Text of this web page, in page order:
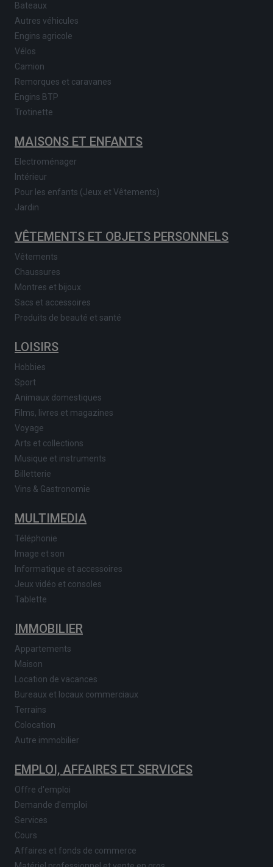
Bateaux
Autres véhicules
Engins agricole
Vélos
Camion
Remorques et caravanes
Engins BTP
Trotinette
MAISONS ET ENFANTS
Electroménager
Intérieur
Pour les enfants (Jeux et Vêtements)
Jardin
VÊTEMENTS ET OBJETS PERSONNELS
Vêtements
Chaussures
Montres et bijoux
Sacs et accessoires
Produits de beauté et santé
LOISIRS
Hobbies
Sport
Animaux domestiques
Films, livres et magazines
Voyage
Arts et collections
Musique et instruments
Billetterie
Vins & Gastronomie
MULTIMEDIA
Téléphonie
Image et son
Informatique et accessoires
Jeux vidéo et consoles
Tablette
IMMOBILIER
Appartements
Maison
Location de vacances
Bureaux et locaux commerciaux
Terrains
Colocation
Autre immobilier
EMPLOI, AFFAIRES ET SERVICES
Offre d'emploi
Demande d'emploi
Services
Cours
Affaires et fonds de commerce